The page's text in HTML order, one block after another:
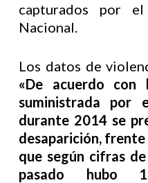
capturados por
Nacional.
Los datos de
«De acuerdo con
suministrada por
durante 2014 se
desaparición,
que según cifras
pasado hubo